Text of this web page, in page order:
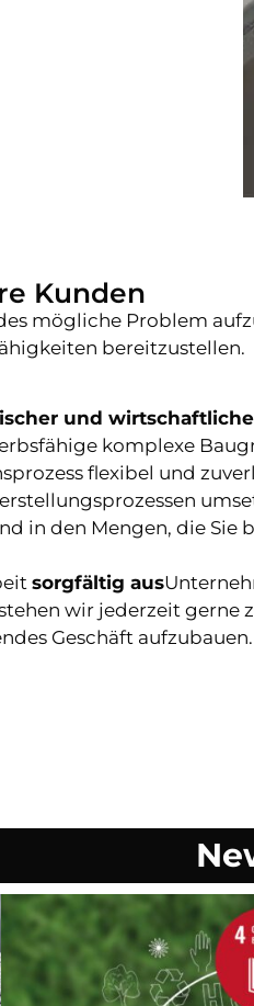
Kunden
mögliche Problem
bereitzustellen.
und
komplexe
flexibel und
in den Mengen, die Sie
sorgfältig aus
wir jederzeit gerne
Geschäft aufzubauen.